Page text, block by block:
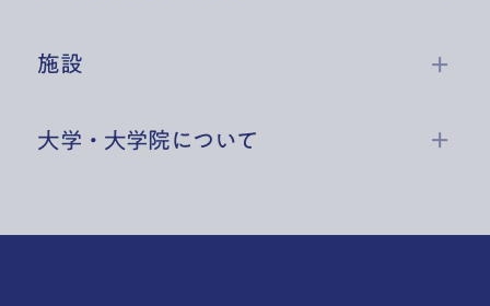
施設
大学・大学院について